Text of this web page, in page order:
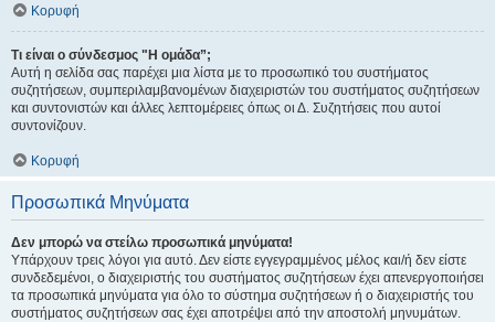
Κορυφή
Τι είναι ο σύνδεσμος "Η ομάδα”;
Αυτή η σελίδα σας παρέχει μια λίστα με το προσωπικό του συστήματος
συζητήσεων, συμπεριλαμβανομένων διαχειριστών του συστήματος συζητήσεων
και συντονιστών και άλλες λεπτομέρειες όπως οι Δ. Συζητήσεις που αυτοί
συντονίζουν.
Κορυφή
Προσωπικά Μηνύματα
Δεν μπορώ να στείλω προσωπικά μηνύματα!
Υπάρχουν τρεις λόγοι για αυτό. Δεν είστε εγγεγραμμένος μέλος και/ή δεν είστε
συνδεδεμένοι, ο διαχειριστής του συστήματος συζητήσεων έχει απενεργοποιήσει
τα προσωπικά μηνύματα για όλο το σύστημα συζητήσεων ή ο διαχειριστής του
συστήματος συζητήσεων σας έχει αποτρέψει από την αποστολή μηνυμάτων.